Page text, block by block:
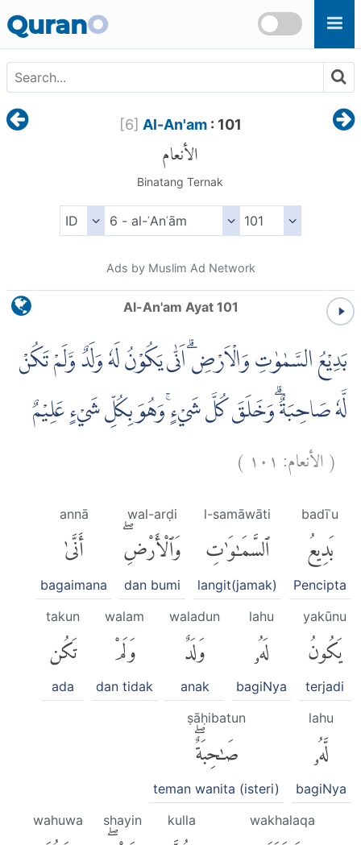
QuranO
[6] Al-An'am: 101
الأنعام
Binatang Ternak
Ads by Muslim Ad Network
Al-An'am Ayat 101
بَدِيْعُ السَّمٰوٰتِ وَالْاَرْضِۗ اَنّٰى يَكُوْنُ لَهٗ وَلَدٌ وَّلَمْ تَكُنْ
لَّهٗ صَاحِبَةٌ ۗوَخَلَقَ كُلَّ شَيْءٍۚ وَهُوَ بِكُلِّ شَيْءٍ عَلِيْمٌ
(الأنعام: ١٠١ )
badīʿu
بَدِيعُ
Pencipta
l-samāwāti
ٱلسَّمَٰوَٰتِ
langit(jamak)
wal-arḍi
وَٱلْأَرْضِۖ
dan bumi
annā
أَنَّىٰ
bagaimana
yakūnu
يَكُونُ
terjadi
lahu
لَهُۥ
bagiNya
waladun
وَلَدٌ
anak
walam
وَلَمْ
dan tidak
takun
تَكُن
ada
lahu
لَّهُۥ
bagiNya
ṣāḥibatun
صَٰحِبَةٌۖ
teman wanita (isteri)
wakhalaqa
kulla
shayin
wahuwa